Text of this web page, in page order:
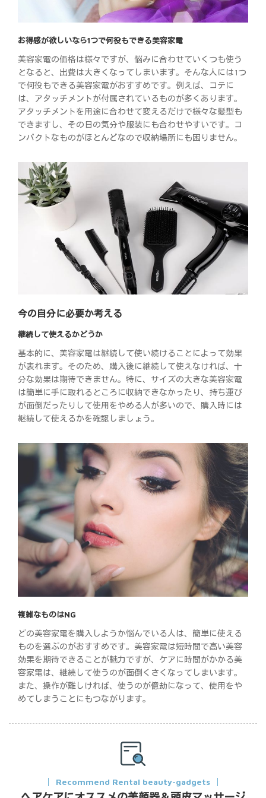
お得感が欲しいなら1つで何役もできる美容家電
美容家電の価格は様々ですが、悩みに合わせていくつも使う
となると、出費は大きくなってしまいます。そんな人には1つ
で何役もできる美容家電がおすすめです。例えば、コテに
は、アタッチメントが付属されているものが多くあります。
アタッチメントを用途に合わせて変えるだけで様々な髪型も
できますし、その日の気分や服装にも合わせやすいです。コ
ンパクトなものがほとんどなので収納場所にも困りません。
今の自分に必要か考える
継続して使えるかどうか
基本的に、美容家電は継続して使い続けることによって効果
が表れます。そのため、購入後に継続して使えなければ、十
分な効果は期待できません。特に、サイズの大きな美容家電
は簡単に手に取れるところに収納できなかったり、持ち運び
が面倒だったりして使用をやめる人が多いので、購入時には
継続して使えるかを確認しましょう。
複雑なものはNG
どの美容家電を購入しようか悩んでいる人は、簡単に使える
ものを選ぶのがおすすめです。美容家電は短時間で高い美容
効果を期待できることが魅力ですが、ケアに時間がかかる美
容家電は、継続して使うのが面倒くさくなってしまいます。
また、操作が難しければ、使うのが億劫になって、使用をや
めてしまうことにもつながります。
Recommend Rental beauty-gadgets